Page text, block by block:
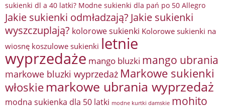
sukienki dl a 40 latki? Modne sukienki dla pań po 50 Allegro
Jakie sukienki odmładzają? Jakie sukienki
wyszczuplają? kolorowe sukienki Kolorowe sukienki na
wiosnę koszulowe sukienki letnie
wyprzedaże mango bluzki mango ubrania
markowe bluzki wyprzedaż Markowe sukienki
włoskie markowe ubrania wyprzedaż
modna sukienka dla 50 latki modne kurtki damskie mohito